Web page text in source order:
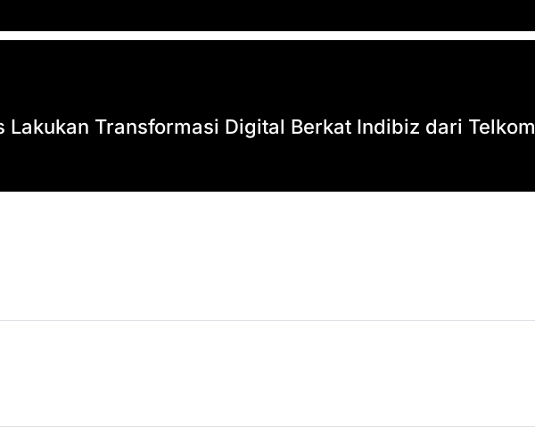
Lakukan Transformasi Digital Berkat Indibiz dari Telkom